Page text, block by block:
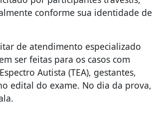
conforme sua identidade de
de atendimento especializado
ser feitas para os casos com
Autista (TEA), gestantes,
edital do exame. No dia da prova,